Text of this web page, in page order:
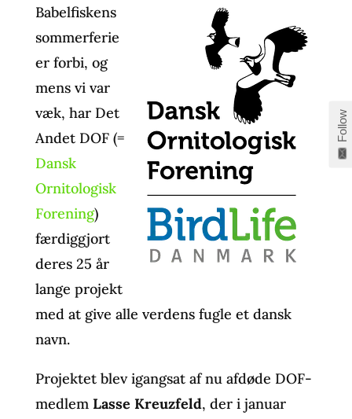
Babelfiskens
sommerferie
er forbi, og
mens vi var
væk, har Det
Andet DOF (=
Dansk
Ornitologisk
Forening)
færdiggjort
deres 25 år
lange projekt
med at give alle verdens fugle et dansk
navn.
Projektet blev igangsat af nu afdøde DOF-
medlem Lasse Kreuzfeld, der i januar
Follow